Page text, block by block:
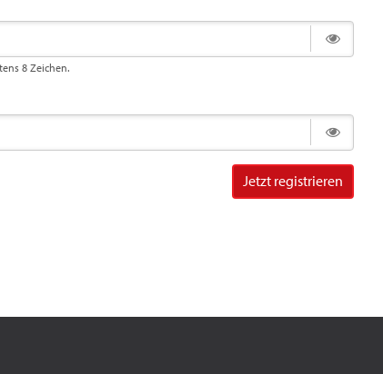
8 Zeichen.
Jetzt registrieren